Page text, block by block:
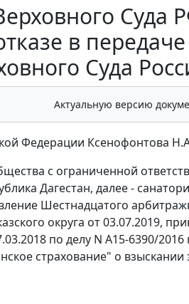
Суда
в
Суда
Актуальную версию
Федерации Ксенофонтова
с ограниченной
Дагестан, далее -
Шестнадцатого
округа от 03.07.2019,
по делу N А15-6390/
страхование" о взыскании